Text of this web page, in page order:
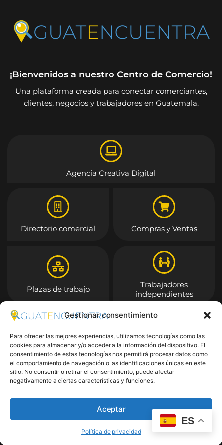
Gestionar consentimiento
Para ofrecer las mejores experiencias, utilizamos tecnologías como las
cookies para almacenar y/o acceder a la información del dispositivo. El
consentimiento de estas tecnologías nos permitirá procesar datos como
el comportamiento de navegación o las identificaciones únicas en este
sitio. No consentir o retirar el consentimiento, puede afectar
negativamente a ciertas características y funciones.
Aceptar
Política de privacidad
¡Bienvenidos a nuestro Centro de Comercio!
Una plataforma creada para conectar comerciantes,
clientes, negocios y trabajadores en Guatemala.
Agencia Creativa Digital
Directorio comercial Compras y Ventas
Plazas de trabajo
Trabajadores
independientes
Entrar
ES